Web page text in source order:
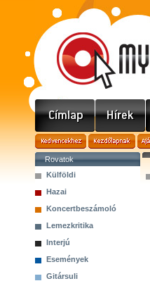
Rovatok
Külföldi
Hazai
Koncertbeszámoló
Lemezkritika
Interjú
Események
Gitársuli